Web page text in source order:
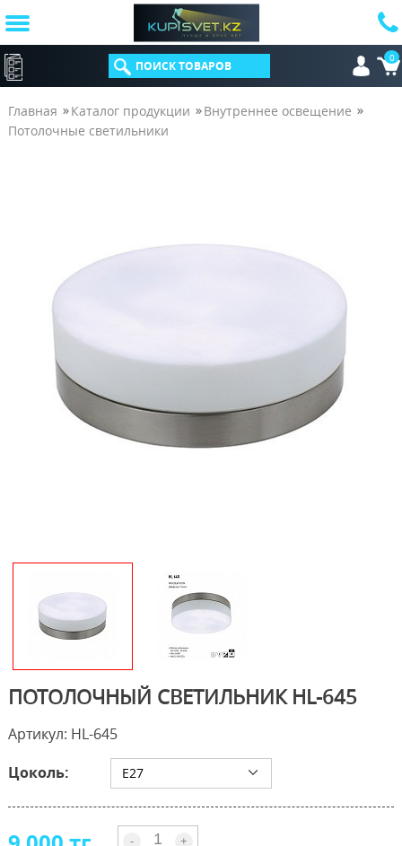
КАТАЛОГ 0
Главная Каталог продукции
Внутреннее освещение
Потолочные светильники
ПОТОЛОЧНЫЙ СВЕТИЛЬНИК HL-645
Артикул: HL-645
Цоколь:
E27
- +